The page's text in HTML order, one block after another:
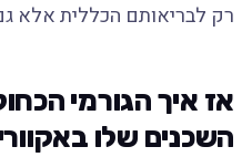
רק לבריאותם הכללית אלא גם
אז איך הגורמי
השכנים שלו